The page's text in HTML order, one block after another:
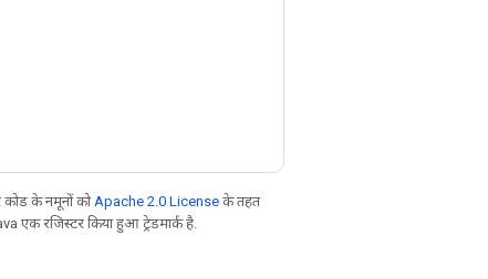
के नमूनों कोApache 2.0 License के तहत
एक रजिस्टर किया हुआ ट्रेडमार्क है.